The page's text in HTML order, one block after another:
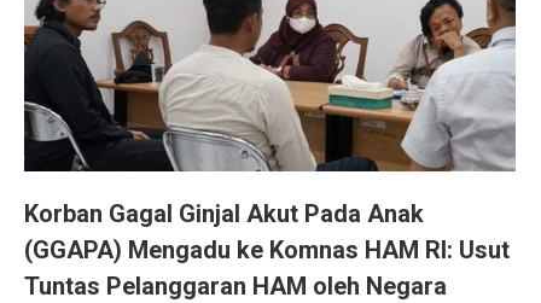
Korban Gagal Ginjal Akut Pada Anak
(GGAPA) Mengadu ke Komnas HAM RI: Usut
Tuntas Pelanggaran HAM oleh Negara